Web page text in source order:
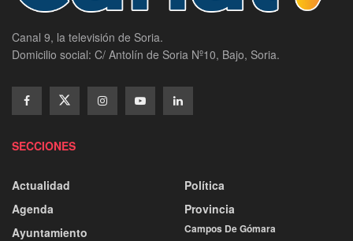
Canal 9, la televisión de Soria.
Domicilio social: C/ Antolín de Soria Nº10, Bajo, Soria.
SECCIONES
Actualidad
Agenda
Ayuntamiento
Política
Provincia
Campos De Gómara